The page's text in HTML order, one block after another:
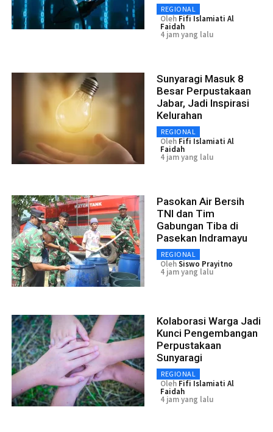
REGIONAL
Oleh Fifi Islamiati Al
Faidah
4 jam yang lalu
Sunyaragi Masuk 8
Besar Perpustakaan
Jabar, Jadi Inspirasi
Kelurahan
REGIONAL
Oleh Fifi Islamiati Al
Faidah
4 jam yang lalu
Pasokan Air Bersih
TNI dan Tim
Gabungan Tiba di
Pasekan Indramayu
REGIONAL
OlehSiswo Prayitno
4 jam yang lalu
Kolaborasi Warga Jadi
Kunci Pengembangan
Perpustakaan
Sunyaragi
REGIONAL
Oleh Fifi Islamiati Al
Faidah
4 jam yang lalu